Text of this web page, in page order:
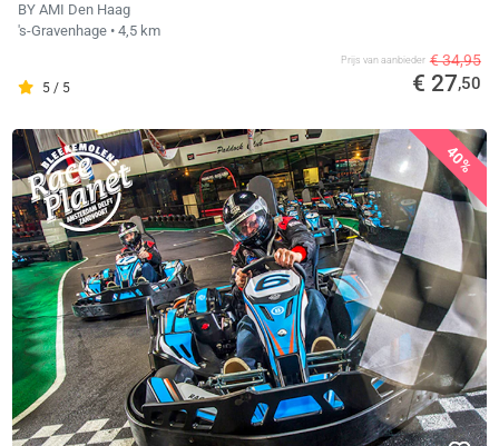
BY AMI Den Haag
's-Gravenhage • 4,5 km
5 / 5
Prijs van aanbieder € 34,95
€ 27,50
40%